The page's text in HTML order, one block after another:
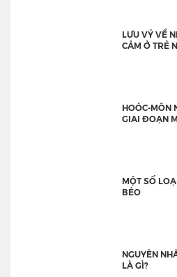
LƯU VÝ VỀ
CẢM Ở TRẺ
HOÓC-MÔN
GIAI ĐOẠN
MỘT SỐ
BÉO
NGUYÊN
LÀ GÌ?